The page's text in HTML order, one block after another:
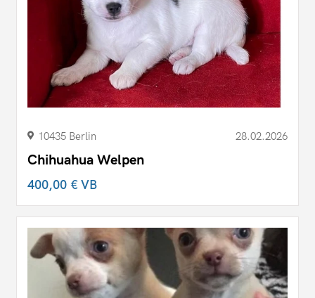
10435 Berlin 28.02.2026
Chihuahua Welpen
400,00 €VB